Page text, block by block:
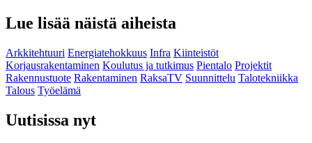
Lue lisää näistä aiheista
Arkkitehtuuri Energiatehokkuus Infra Kiinteistöt
Korjausrakentaminen Koulutus ja tutkimus Pientalo Projektit
Rakennustuote Rakentaminen RaksaTV Suunnittelu Talotekniikka
Talous Työelämä
Uutisissa nyt